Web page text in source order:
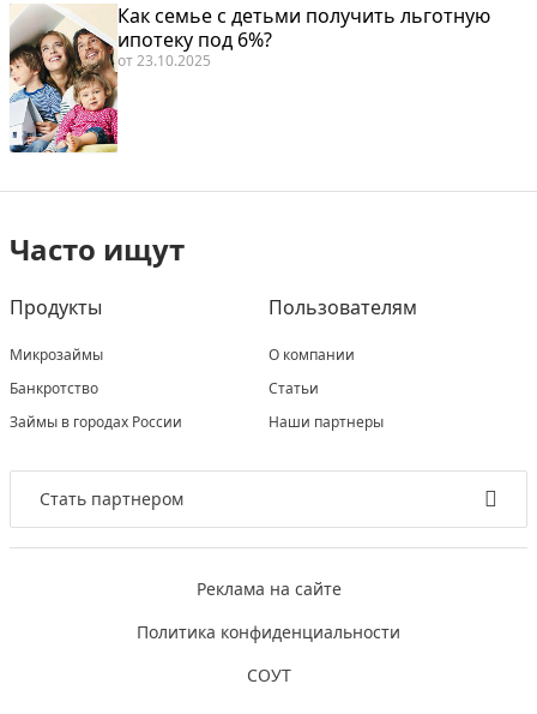
Как семье с детьми получить льготную
ипотеку под 6%?
от23.10.2025
Часто ищут
Продукты
Микрозаймы
Банкротство
Займы в городах России
Пользователям
О компании
Статьи
Наши партнеры
Стать партнером
Реклама на сайте
Политика конфиденциальности
СОУТ